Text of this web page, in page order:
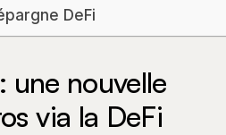
DeFi
une nouvelle
via la DeFi